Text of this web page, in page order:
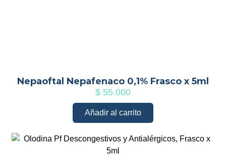
Nepaoftal Nepafenaco 0,1% Frasco x 5ml
$ 55.000
Añadir al carrito